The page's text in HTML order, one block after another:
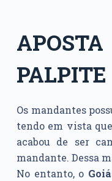
PALPITE
Os mandantes
tendo em vista
acabou de ser
mandante. Dessa
No entanto, o